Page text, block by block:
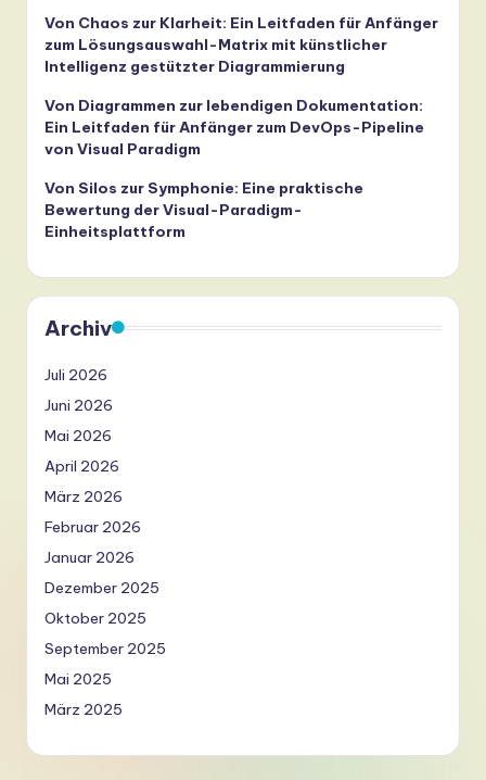
it
a
In
n
o
v
a
ti
o
n
Von Chaos zur Klarheit: Ein Leitfaden für Anfänger
zum Lösungsauswahl-Matrix mit künstlicher
Intelligenz gestützter Diagrammierung
Von Diagrammen zur lebendigen Dokumentation:
Ein Leitfaden für Anfänger zum DevOps-Pipeline
von Visual Paradigm
Von Silos zur Symphonie: Eine praktische
Bewertung der Visual-Paradigm-
Einheitsplattform
Archiv
Juli 2026
Juni 2026
Mai 2026
April 2026
März 2026
Februar 2026
Januar 2026
Dezember 2025
Oktober 2025
September 2025
Mai 2025
März 2025